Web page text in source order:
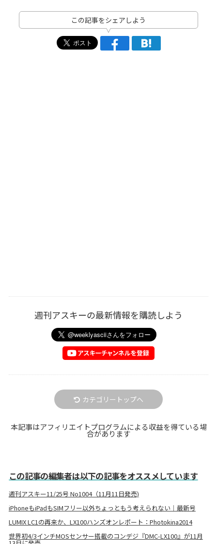
この記事をシェアしよう
週刊アスキーの最新情報を購読しよう
カテゴリートップへ
本記事はアフィリエイトプログラムによる収益を得ている場
合があります
この記事の編集者は以下の記事をオススメしています
週刊アスキー11/25号 No1004（11月11日発売)
iPhoneもiPadもSIMフリー以外ちょっともう考えられない｜最新号
LUMIX LC1の再来か、LX100ハンズオンレポート：Photokina2014
世界初4/3インチMOSセンサー搭載のコンデジ『DMC-LX100』が11月